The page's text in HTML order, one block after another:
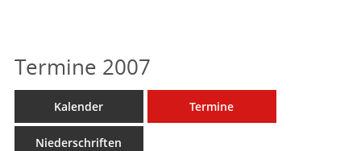
Termine 2007
Kalender Termine
Niederschriften